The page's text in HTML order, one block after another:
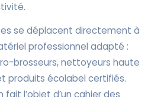
se déplacent directement à
professionnel adapté :
brosseurs, nettoyeurs haute
produits écolabel certifiés.
l’objet d’un cahier des